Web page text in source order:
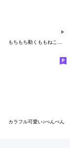
もちもち動くももねこちゃん 6(Version6)
カラフル可愛い♪ぺんぺん